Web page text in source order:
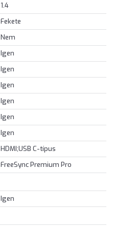
1.4
Fekete
Nem
Igen
Igen
Igen
Igen
Igen
Igen
HDMI;USB C-típus
FreeSync Premium Pro
Igen